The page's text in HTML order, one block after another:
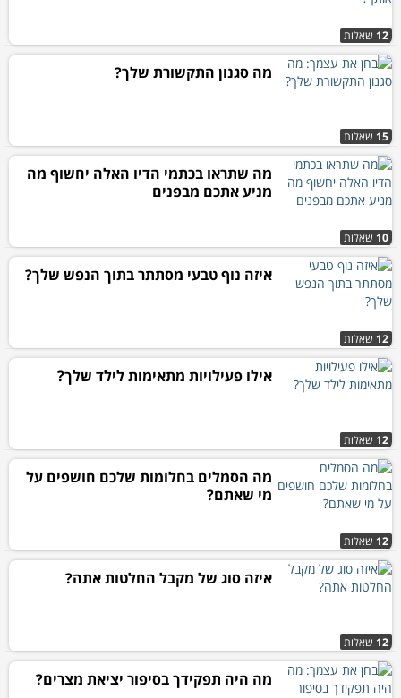
12 שאלות
15 שאלות
מה סגנון התקשורת שלך?
10 שאלות
מה שתראו בכתמי הדיו האלה יחשוף מה
מניע אתכם מבפנים
12 שאלות
איזה נוף טבעי מסתתר בתוך הנפש שלך?
12 שאלות
אילו פעילויות מתאימות לילד שלך?
12 שאלות
מה הסמלים בחלומות שלכם חושפים על
מי שאתם?
12 שאלות
איזה סוג של מקבל החלטות אתה?
מה היה תפקידך בסיפור יציאת מצרים?